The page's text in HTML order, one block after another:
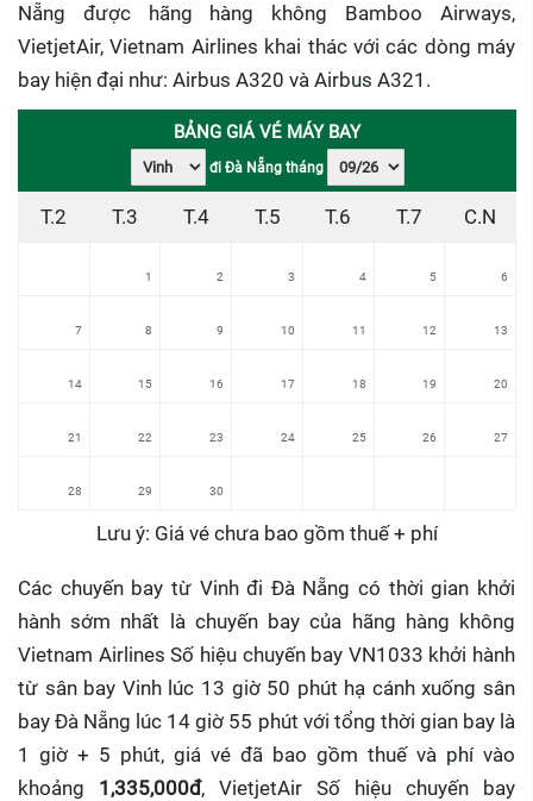
Nẵng được hãng hàng không Bamboo Airways,
VietjetAir, Vietnam Airlines khai thác với các dòng máy
bay hiện đại như: Airbus A320 và Airbus A321.
BẢNG GIÁ VÉ MÁY BAY
đi Đà Nẵng tháng
T.2 T.3 T.4 T.5 T.6 T.7 C.N
1 2 3 4 5 6
7 8 9 10 11 12 13
14 15 16 17 18 19 20
21 22 23 24 25 26 27
28 29 30
Lưu ý: Giá vé chưa bao gồm thuế + phí
Các chuyến bay từ Vinh đi Đà Nẵng có thời gian khởi
hành sớm nhất là chuyến bay của hãng hàng không
Vietnam Airlines Số hiệu chuyến bay VN1033 khởi hành
từ sân bay Vinh lúc 13 giờ 50 phút hạ cánh xuống sân
bay Đà Nẵng lúc 14 giờ 55 phút với tổng thời gian bay là
1 giờ + 5 phút, giá vé đã bao gồm thuế và phí vào
khoảng 1,335,000đ, VietjetAir Số hiệu chuyến bay